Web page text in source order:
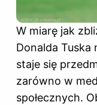
W miarę jak
Donalda Tuska
staje się
zarówno w
społecznych.